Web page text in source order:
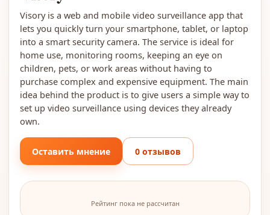
Visory is a web and mobile video surveillance app that
lets you quickly turn your smartphone, tablet, or laptop
into a smart security camera. The service is ideal for
home use, monitoring rooms, keeping an eye on
children, pets, or work areas without having to
purchase complex and expensive equipment. The main
idea behind the product is to give users a simple way to
set up video surveillance using devices they already
own.
Оставить мнение 0 отзывов
Рейтинг пока не рассчитан